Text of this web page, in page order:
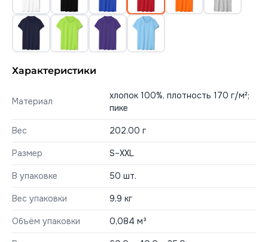
Характеристики
Материал
хлопок 100%, плотность 170 г/м²;
пике
Вес 202.00 г
Размер S–XXL
В упаковке 50 шт.
Вес упаковки 9,9 кг
Объём упаковки 0,084 м³